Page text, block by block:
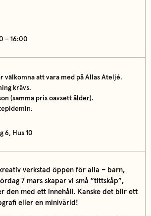
– 16:00
välkomna att vara med på Allas Ateljé.
krävs.
(samma pris oavsett ålder).
6, Hus 10
verkstad öppen för alla – barn,
7 mars skapar vi små ”tittskåp”,
den med ett innehåll. Kanske det blir ett
eller en minivärld!